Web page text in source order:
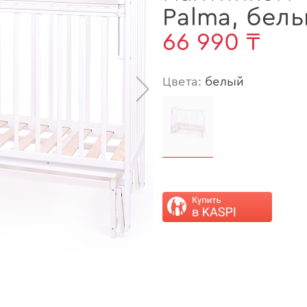
Palma,
66 990 ₸
Цвета: белый